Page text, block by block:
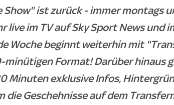
Show" ist zurück - immer montags
live im TV auf Sky Sport News und
Woche beginnt weiterhin mit
minütigen Format! Darüber hinaus
Minuten exklusive Infos,
die Geschehnisse auf dem